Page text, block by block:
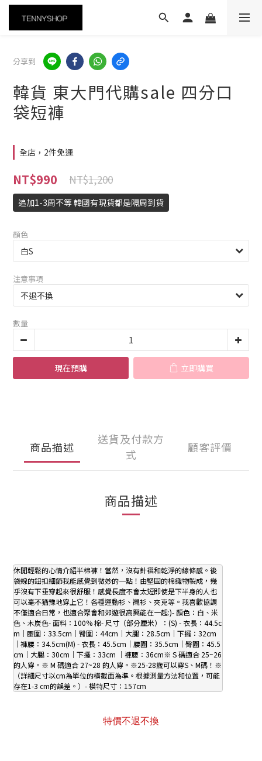
分享到
韓貨 東大門代購sale 四分口
袋短褲
全店，2件免運
NT$990 NT$1,200
追加1-3周不等 韓國有現貨都是隔周到貨
顏色
注意事項
數量
現在預購 立即購買
商品描述
送貨及付款方
式
顧客評價
商品描述
休閒輕鬆的心情介紹半棉褲！當然，沒有針褶和乾淨的線條感。後
袋線的鈕扣細節我能感覺到微妙的一點！由堅固的棉織物製成，幾
乎沒有下垂穿起來很舒服！感覺長度不會太短即使是下半身的人也
可以毫不猶豫地穿上它！各種運動衫、襯衫、夾克等。我喜歡協調
不僅適合日常，也適合聚會和郊遊很高興能在一起:)- 顏色：白、米
色、木炭色- 面料：100% 棉- 尺寸（部分厘米）：(S) - 衣長：44.5c
m｜腰圍：33.5cm｜臀圍：44cm｜大腿：28.5cm｜下擺：32cm
｜褲腰：34.5cm(M) - 衣長：45.5cm｜腰圍：35.5cm｜臀圍：45.5
cm｜大腿：30cm｜下擺：33cm ｜褲腰：36cm※ S 碼適合 25~26
的人穿。※ M 碼適合 27~28 的人穿。※25-28歲可以穿S、M碼！※
（詳細尺寸以cm為單位的橫截面為準。根據測量方法和位置，可能
存在1-3 cm的誤差。）- 模特尺寸：157cm
特價不退不換